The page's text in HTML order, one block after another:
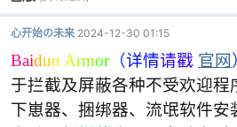
心开始の未来 2024-12-30 01:15
Baidun Armor（详情请戳 官网
于拦截及屏蔽各种不受欢迎程
下崽器、捆绑器、流氓软件安